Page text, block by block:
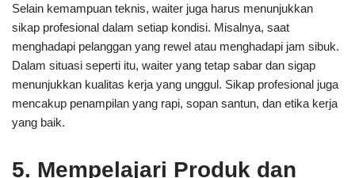
Selain kemampuan teknis, waiter juga harus menunjukkan
sikap profesional dalam setiap kondisi. Misalnya, saat
menghadapi pelanggan yang rewel atau menghadapi jam sibuk.
Dalam situasi seperti itu, waiter yang tetap sabar dan sigap
menunjukkan kualitas kerja yang unggul. Sikap profesional juga
mencakup penampilan yang rapi, sopan santun, dan etika kerja
yang baik.
5. Mempelajari Produk dan